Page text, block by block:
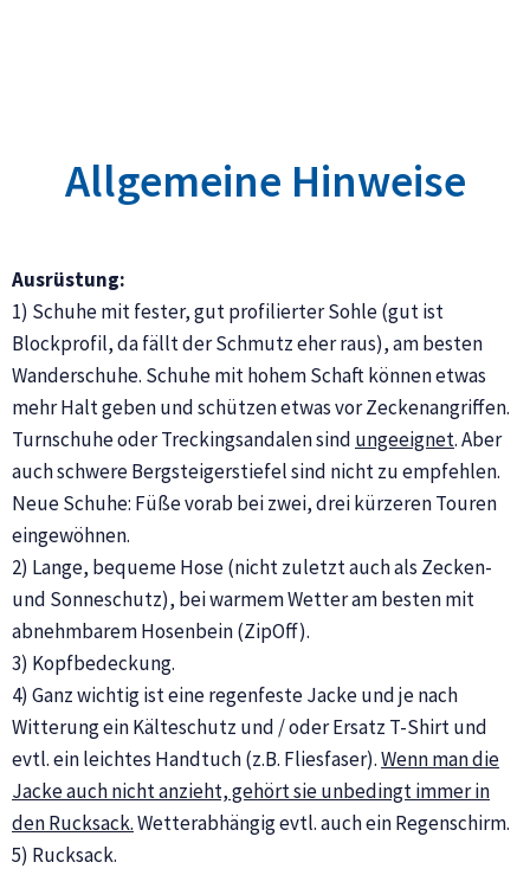
Allgemeine Hinweise
Ausrüstung:
1) Schuhe mit fester, gut profilierter Sohle (gut ist
Blockprofil, da fällt der Schmutz eher raus), am besten
Wanderschuhe. Schuhe mit hohem Schaft können etwas
mehr Halt geben und schützen etwas vor Zeckenangriffen.
Turnschuhe oder Treckingsandalen sind ungeeignet. Aber
auch schwere Bergsteigerstiefel sind nicht zu empfehlen.
Neue Schuhe: Füße vorab bei zwei, drei kürzeren Touren
eingewöhnen.
2) Lange, bequeme Hose (nicht zuletzt auch als Zecken-
und Sonneschutz), bei warmem Wetter am besten mit
abnehmbarem Hosenbein (ZipOff).
3) Kopfbedeckung.
4) Ganz wichtig ist eine regenfeste Jacke und je nach
Witterung ein Kälteschutz und / oder Ersatz T-Shirt und
evtl. ein leichtes Handtuch (z.B. Fliesfaser).Wenn man die
Jacke auch nicht anzieht, gehört sie unbedingt immer in
den Rucksack.Wetterabhängig evtl. auch ein Regenschirm.
5) Rucksack.